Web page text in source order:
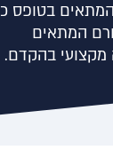
בטופס
המתאים
מקצועי בהקדם.